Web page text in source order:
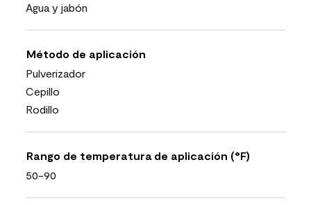
Agua y jabón
Método de aplicación
Pulverizador
Cepillo
Rodillo
Rango de temperatura de aplicación (°F)
50-90